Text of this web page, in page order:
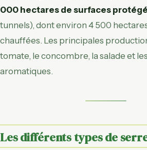
000 hectares de surfaces
tunnels), dont environ 4 500
chauffées. Les principales
tomate, le concombre, la salade et
aromatiques.
Les différents types de